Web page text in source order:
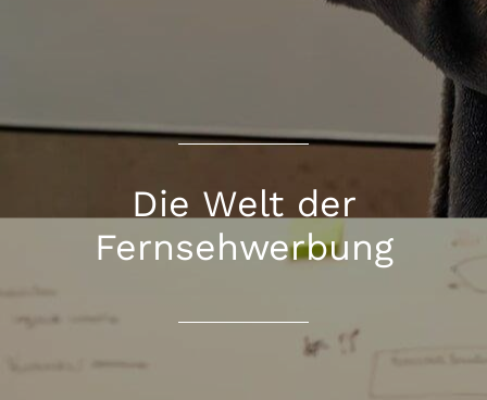
Die Welt der
Fernsehwerbung